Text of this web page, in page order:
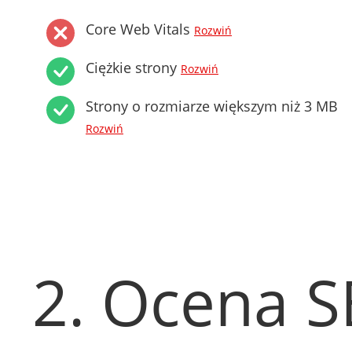
Core Web Vitals Rozwiń
Ciężkie strony Rozwiń
Strony o rozmiarze większym niż 3 MB
Rozwiń
2. Ocena